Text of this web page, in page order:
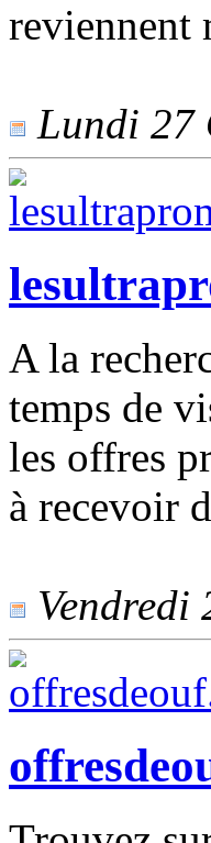
reviennent
Lundi 27
A la
temps de
les offres
à recevoir
Vendredi